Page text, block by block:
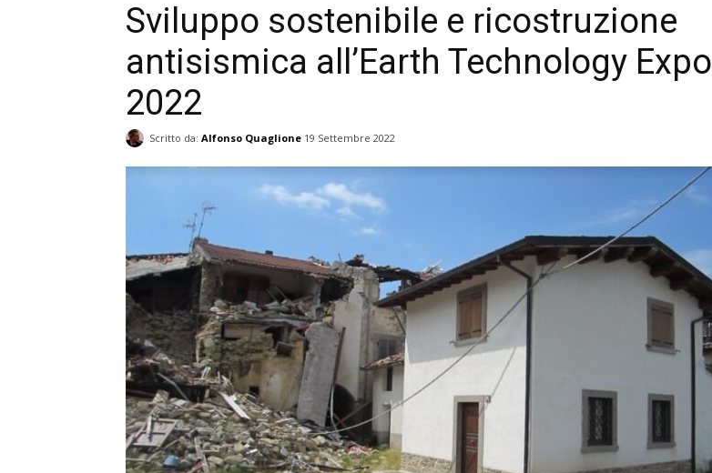
Sviluppo sostenibile e ricostruzione
antisismica all’Earth Technology Expo
2022
Scritto da: Alfonso Quaglione 19 Settembre 2022